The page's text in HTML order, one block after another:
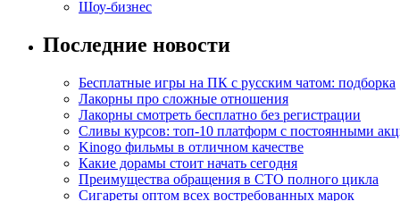
Шоу-бизнес
Последние новости
Бесплатные игры на ПК с русским чатом: подборка
Лакорны про сложные отношения
Лакорны смотреть бесплатно без регистрации
Сливы курсов: топ-10 платформ с постоянными
Kinogo фильмы в отличном качестве
Какие дорамы стоит начать сегодня
Преимущества обращения в СТО полного цикла
Сигареты оптом всех востребованных марок